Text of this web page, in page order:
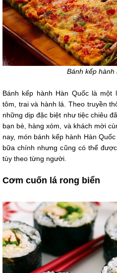
Bánh kếp hành
Bánh kếp hành Hàn Quốc là một
tôm, trai và hành lá. Theo truyền
những dịp đặc biệt như tiệc chiêu
bạn bè, hàng xóm, và khách mời
nay, món bánh kếp hành Hàn
bữa chính nhưng cũng có thể
tùy theo từng người.
Cơm cuốn lá rong biển